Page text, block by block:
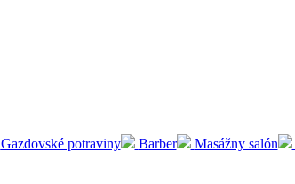
Gazdovské potraviny
Barber Masážny salón